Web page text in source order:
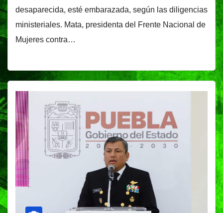
desaparecida, esté embarazada, según las diligencias
ministeriales. Mata, presidenta del Frente Nacional de
Mujeres contra…